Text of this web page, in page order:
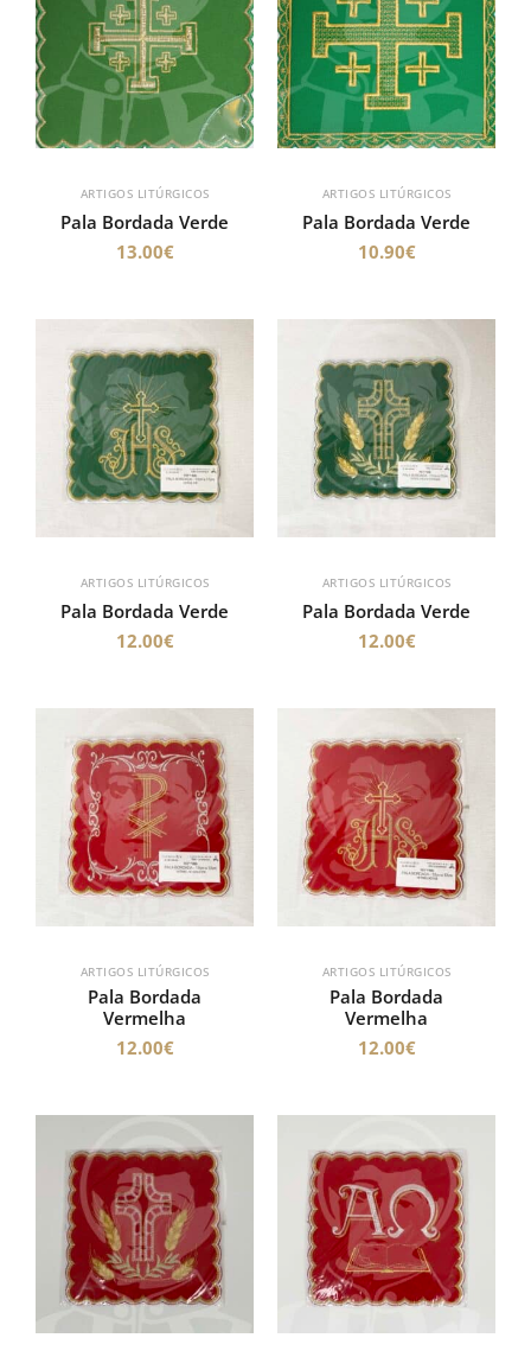
ARTIGOS LITÚRGICOS
Pala Bordada Verde
13.00€
ARTIGOS LITÚRGICOS
Pala Bordada Verde
10.90€
ARTIGOS LITÚRGICOS
Pala Bordada Verde
12.00€
ARTIGOS LITÚRGICOS
Pala Bordada Verde
12.00€
ARTIGOS LITÚRGICOS
Pala Bordada
Vermelha
12.00€
ARTIGOS LITÚRGICOS
Pala Bordada
Vermelha
12.00€